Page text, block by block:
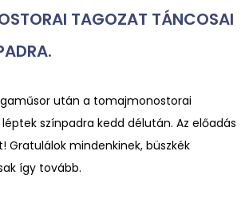
TAGOZAT TÁNCOSAI
után a tomajmonostorai
színpadra kedd délután. Az előadás
Gratulálok mindenkinek, büszkék
így tovább.